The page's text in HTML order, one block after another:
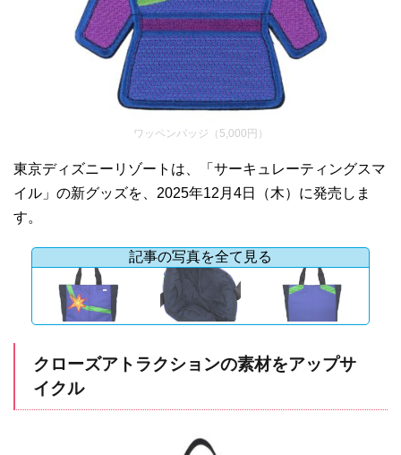
ワッペンバッジ（5,000円）
東京ディズニーリゾートは、「サーキュレーティングスマ
イル」の新グッズを、2025年12月4日（木）に発売しま
す。
記事の写真を全て見る
クローズアトラクションの素材をアップサ
イクル